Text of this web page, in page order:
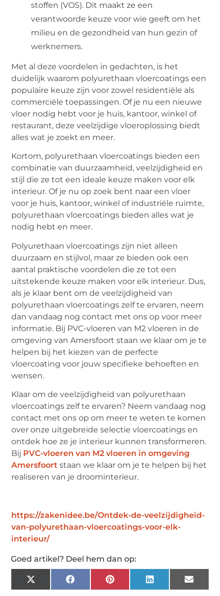
stoffen (VOS). Dit maakt ze een
verantwoorde keuze voor wie geeft om het
milieu en de gezondheid van hun gezin of
werknemers.
Met al deze voordelen in gedachten, is het
duidelijk waarom polyurethaan vloercoatings een
populaire keuze zijn voor zowel residentiële als
commerciële toepassingen. Of je nu een nieuwe
vloer nodig hebt voor je huis, kantoor, winkel of
restaurant, deze veelzijdige vloeroplossing biedt
alles wat je zoekt en meer.
Kortom, polyurethaan vloercoatings bieden een
combinatie van duurzaamheid, veelzijdigheid en
stijl die ze tot een ideale keuze maken voor elk
interieur. Of je nu op zoek bent naar een vloer
voor je huis, kantoor, winkel of industriële ruimte,
polyurethaan vloercoatings bieden alles wat je
nodig hebt en meer.
Polyurethaan vloercoatings zijn niet alleen
duurzaam en stijlvol, maar ze bieden ook een
aantal praktische voordelen die ze tot een
uitstekende keuze maken voor elk interieur. Dus,
als je klaar bent om de veelzijdigheid van
polyurethaan vloercoatings zelf te ervaren, neem
dan vandaag nog contact met ons op voor meer
informatie. Bij PVC-vloeren van M2 vloeren in de
omgeving van Amersfoort staan we klaar om je te
helpen bij het kiezen van de perfecte
vloercoating voor jouw specifieke behoeften en
wensen.
Klaar om de veelzijdigheid van polyurethaan
vloercoatings zelf te ervaren? Neem vandaag nog
contact met ons op om meer te weten te komen
over onze uitgebreide selectie vloercoatings en
ontdek hoe ze je interieur kunnen transformeren.
Bij PVC-vloeren van M2 vloeren in omgeving
Amersfoort staan we klaar om je te helpen bij het
realiseren van je droominterieur.
https://zakenidee.be/Ontdek-de-veelzijdigheid-
van-polyurethaan-vloercoatings-voor-elk-
interieur/
Goed artikel? Deel hem dan op:
X
(Twitter)
FacebookPinterestLinkedIn Email